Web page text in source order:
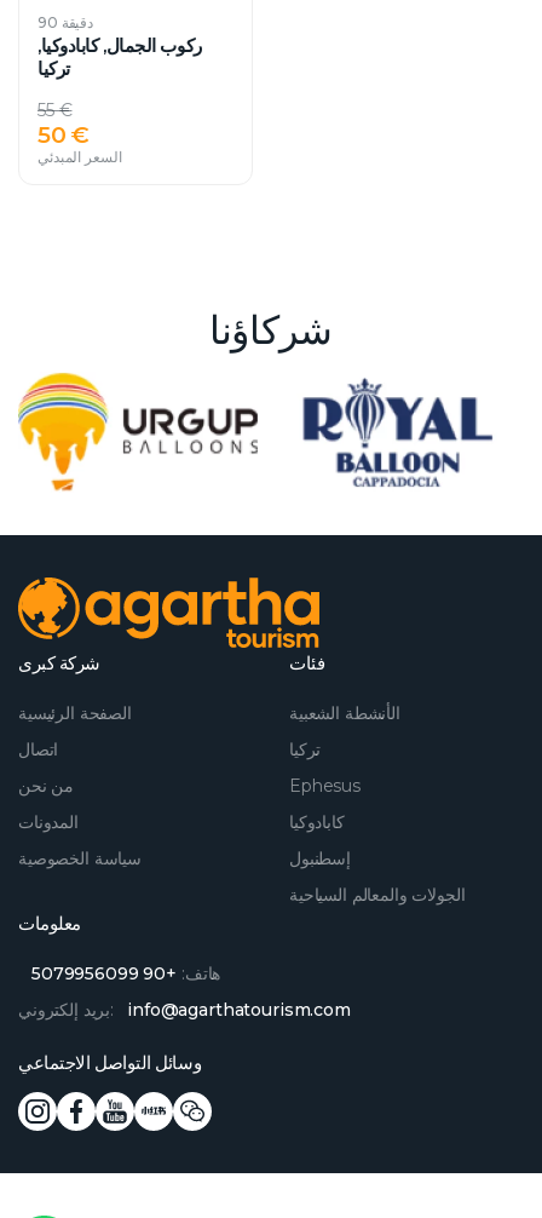
90 دقيقة
ركوب الجمال, كابادوكيا,
تركيا
55 €
50 €
السعر المبدئي
شركاؤنا
شركة كبرى
الصفحة الرئيسية
اتصال
من نحن
المدونات
سياسة الخصوصية
فئات
الأنشطة الشعبية
تركيا
Ephesus
كابادوكيا
إسطنبول
الجولات والمعالم السياحية
معلومات
هاتف: +90 5079956099
بريد إلكتروني:
info@agarthatourism.com
وسائل التواصل الاجتماعي